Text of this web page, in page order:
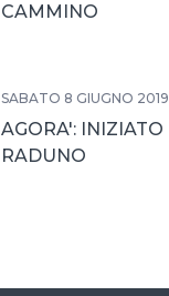
CAMMINO
SABATO 8 GIUGNO 2019
AGORA': INIZIATO
RADUNO